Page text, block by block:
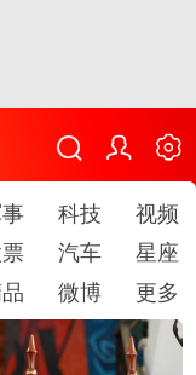
科技
视频
汽车
星座
微博 更多